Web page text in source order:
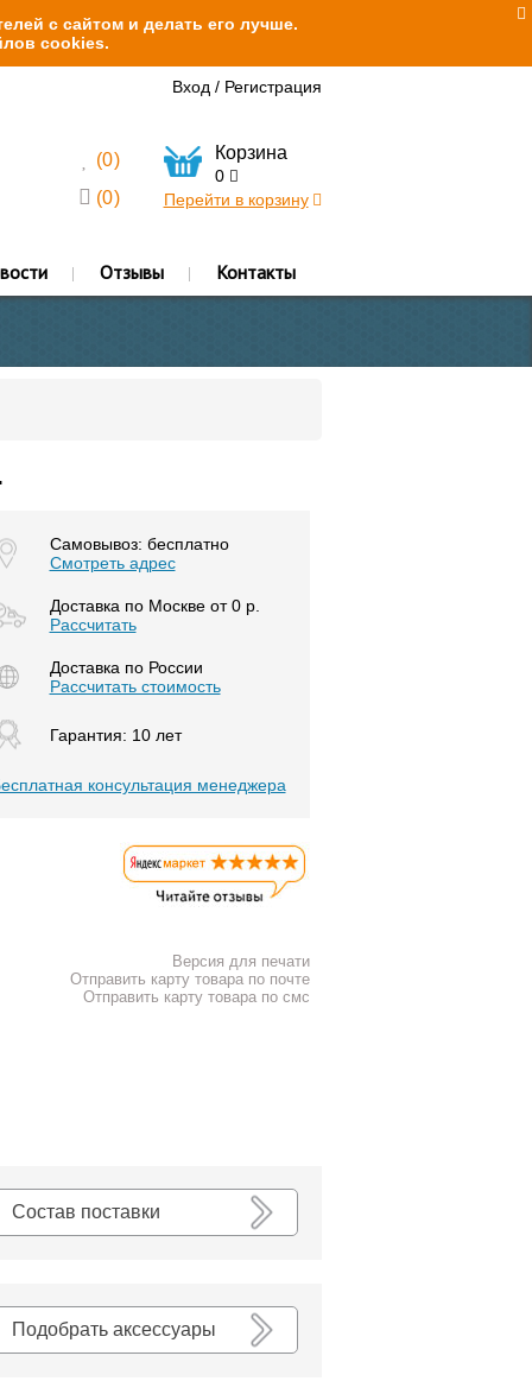
с сайтом и делать его лучше.
cookies.
Вход / Регистрация
(0)
(0)
Корзина
0
Перейти в корзину
Отзывы Контакты
Самовывоз: бесплатно
Смотреть адрес
Доставка по Москве от 0 р.
Расcчитать
Доставка по России
Рассчитать стоимость
Гарантия: 10 лет
консультация менеджера
Версия для печати
Отправить карту товара по почте
Отправить карту товара по смс
Состав поставки
Подобрать аксессуары